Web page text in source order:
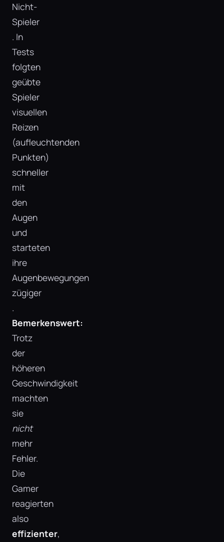
Nicht-
Spieler​
. In
Tests
folgten
geübte
Spieler
visuellen
Reizen
(aufleuchtenden
Punkten)
schneller
mit
den
Augen
und
starteten
ihre
Augenbewegungen
zügiger​
.
Bemerkenswert:
Trotz
der
höheren
Geschwindigkeit
machten
sie
nicht
mehr
Fehler.
Die
Gamer
reagierten
also
effizienter,